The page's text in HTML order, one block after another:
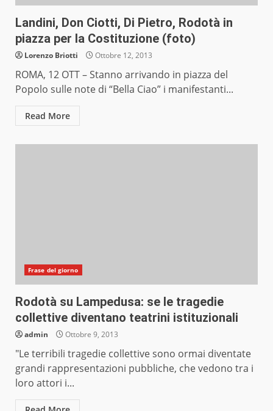
Landini, Don Ciotti, Di Pietro, Rodotà in
piazza per la Costituzione (foto)
Lorenzo Briotti Ottobre 12, 2013
ROMA, 12 OTT – Stanno arrivando in piazza del
Popolo sulle note di “Bella Ciao” i manifestanti...
Read More
Frase del giorno
Rodotà su Lampedusa: se le tragedie
collettive diventano teatrini istituzionali
admin Ottobre 9, 2013
"Le terribili tragedie collettive sono ormai diventate
grandi rappresentazioni pubbliche, che vedono tra i
loro attori i...